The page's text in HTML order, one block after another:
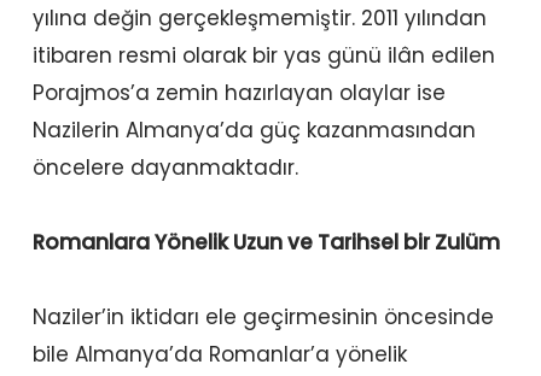
yılına değin gerçekleşmemiştir. 2011 yılından
itibaren resmi olarak bir yas günü ilân edilen
Porajmos’a zemin hazırlayan olaylar ise
Nazilerin Almanya’da güç kazanmasından
öncelere dayanmaktadır.
Romanlara Yönelik Uzun ve Tarihsel bir Zulüm
Naziler’in iktidarı ele geçirmesinin öncesinde
bile Almanya’da Romanlar’a yönelik